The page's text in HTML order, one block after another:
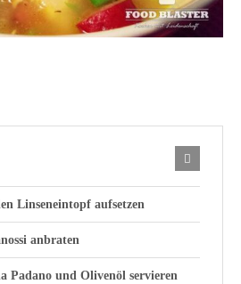
Linseneintopf aufsetzen
anbraten
Padano und Olivenöl servieren